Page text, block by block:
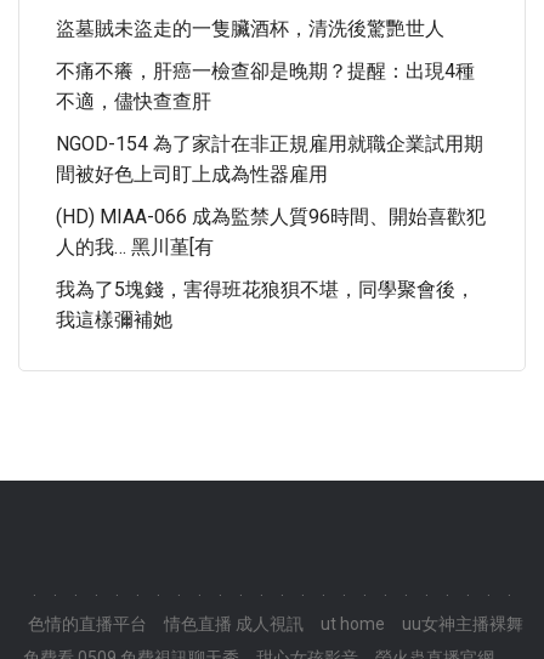
盜墓賊未盜走的一隻臟酒杯，清洗後驚艷世人
不痛不癢，肝癌一檢查卻是晚期？提醒：出現4種
不適，儘快查查肝
NGOD-154 為了家計在非正規雇用就職企業試用期
間被好色上司盯上成為性器雇用
(HD) MIAA-066 成為監禁人質96時間、開始喜歡犯
人的我… 黑川堇[有
我為了5塊錢，害得班花狼狽不堪，同學聚會後，
我這樣彌補她
色情的直播平台
情色直播 成人視訊 ut home
uu女神主播裸舞